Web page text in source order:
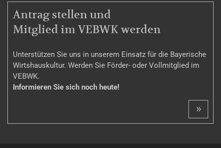
MITGLIEDSCHAFT
Antrag stellen und
Mitglied im VEBWK werden
Unterstützen Sie uns in unserem Einsatz für die Bayerische
Wirtshauskultur. Werden Sie Förder- oder Vollmitglied im
VEBWK.
Informieren Sie sich noch heute!
»